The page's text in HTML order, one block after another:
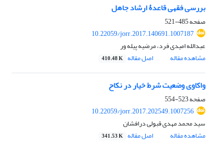
بررسی فقهی قاعدۀ ارشاد جاهل
صفحه485-521
10.22059/jorr.2017.140691.1007187
عبدالله امیدی فرد، مرضیه پیله ور
مشاهده مقاله
اصل مقاله 410.48 K
واکاوی وضعیت شرط خیار در نکاح
صفحه523-554
10.22059/jorr.2017.202549.1007256
سید محمد مهدی قبولی درافشان
مشاهده مقاله
اصل مقاله 341.53 K